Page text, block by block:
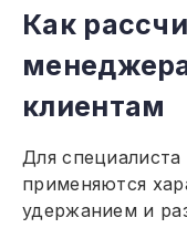
Как
клиентам
Для
применяются
удержанием и